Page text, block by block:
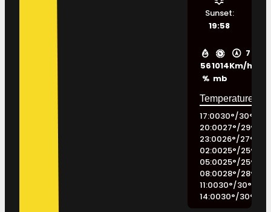
56
%
1014
mb
7
Km/h
Sunset:
19:58
17:0030°/30°
20:0027°/29°
23:0026°/27°
02:0025°/25°
05:0025°/25°
08:0028°/28°
11:0030°/30°
14:0030°/30°